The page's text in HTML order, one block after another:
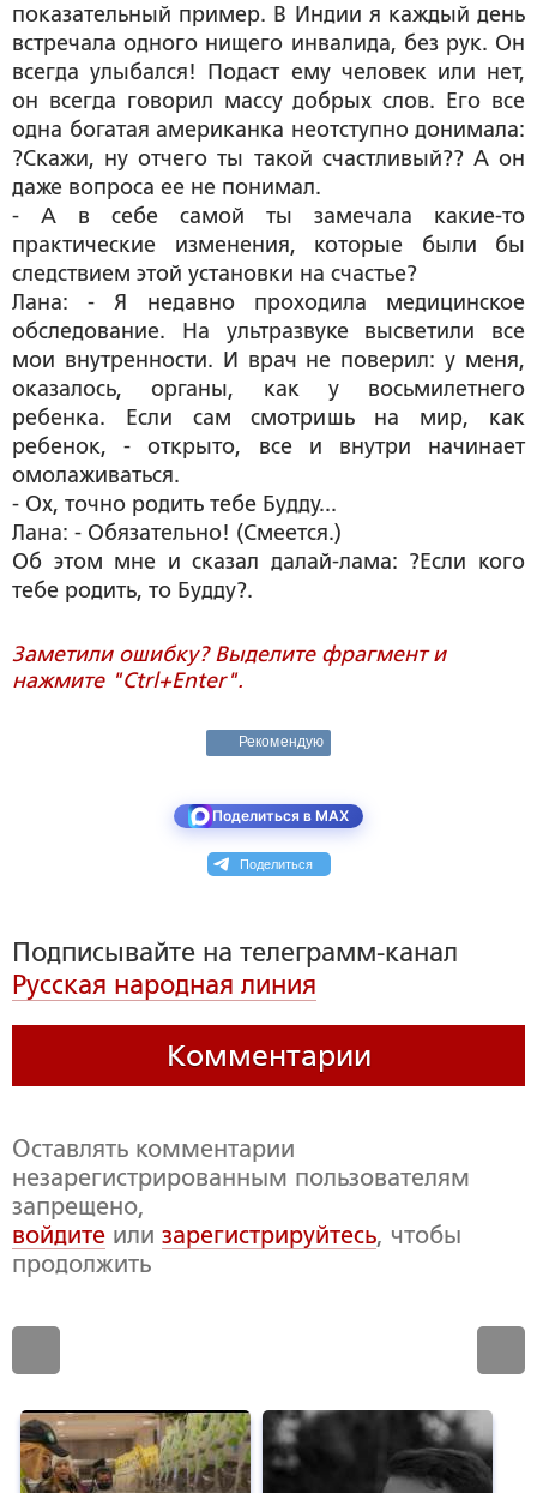
показательный пример. В Индии я каждый день
встречала одного нищего инвалида, без рук. Он
всегда улыбался! Подаст ему человек или нет,
он всегда говорил массу добрых слов. Его все
одна богатая американка неотступно донимала:
?Скажи, ну отчего ты такой счастливый?? А он
даже вопроса ее не понимал.
- А в себе самой ты замечала какие-то
практические изменения, которые были бы
следствием этой установки на счастье?
Лана: - Я недавно проходила медицинское
обследование. На ультразвуке высветили все
мои внутренности. И врач не поверил: у меня,
оказалось, органы, как у восьмилетнего
ребенка. Если сам смотришь на мир, как
ребенок, - открыто, все и внутри начинает
омолаживаться.
- Ох, точно родить тебе Будду...
Лана: - Обязательно! (Смеется.)
Об этом мне и сказал далай-лама: ?Если кого
тебе родить, то Будду?.
Заметили ошибку? Выделите фрагмент и
нажмите "Ctrl+Enter".
Рекомендую
Поделиться в MAX
Поделиться
Подписывайте на телеграмм-канал
Русская народная линия
Комментарии
Оставлять комментарии
незарегистрированным пользователям
запрещено,
войдите или зарегистрируйтесь, чтобы
продолжить